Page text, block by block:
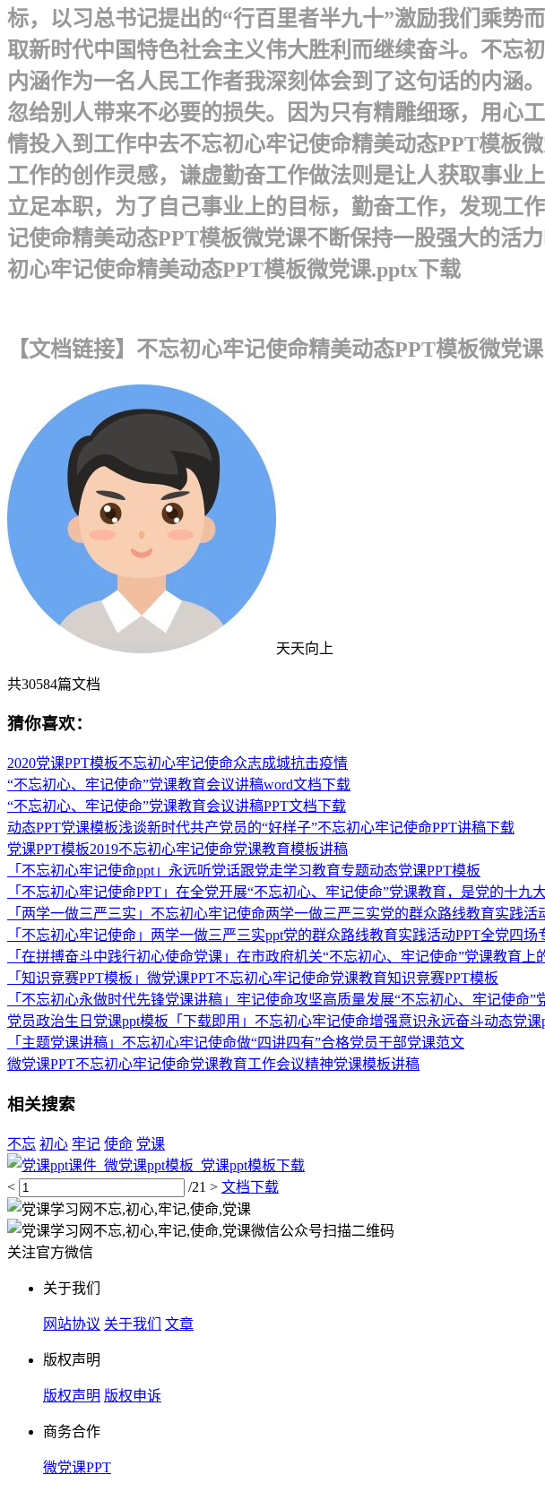
标，以习总书记提出的“行百里者半九十”激励我们乘势
取新时代中国特色社会主义伟大胜利而继续奋斗。不忘
内涵 作为一名人民工作者我深刻体会到了这句话的内涵
忽给别人带来不必要的损失。因为只有精雕细琢，用心
情投入到工作中去不忘初心牢记使命精美动态PPT模板
工作的创作灵感，谦虚勤奋工作做法则是让人获取事业
立足本职，为了自己事业上的目标，勤奋工作，发现工
记使命精美动态PPT模板微党课不断保持一股强大的活
初心牢记使命精美动态PPT模板微党课.pptx下载
【文档链接】不忘初心牢记使命精美动态PPT模板微党
天天向上
共30584篇文档
猜你喜欢：
2020党课PPT模板不忘初心牢记使命众志成城抗击疫情
“不忘初心、牢记使命”党课教育会议讲稿word文档下载
“不忘初心、牢记使命”党课教育会议讲稿PPT文档下载
动态PPT党课模板浅谈新时代共产党员的“好样子”不忘初心牢记使命PPT讲稿下载
党课PPT模板2019不忘初心牢记使命党课教育模板讲稿
「不忘初心牢记使命ppt」永远听党话跟党走学习教育专题动态党课PPT模板
「不忘初心牢记使命PPT」在全党开展“不忘初心、牢记使命”党课教育，是党的十九
「两学一做三严三实」不忘初心牢记使命两学一做三严三实党的群众路线教育实践活
「不忘初心牢记使命」两学一做三严三实ppt党的群众路线教育实践活动PPT全党四场
「在拼搏奋斗中践行初心使命党课」在市政府机关“不忘初心、牢记使命”党课教育上
「知识竞赛PPT模板」微党课PPT不忘初心牢记使命党课教育知识竞赛PPT模板
「不忘初心永做时代先锋党课讲稿」牢记使命攻坚高质量发展“不忘初心、牢记使命”
党员政治生日党课ppt模板「下载即用」不忘初心牢记使命增强意识永远奋斗动态党课
「主题党课讲稿」不忘初心牢记使命做“四讲四有”合格党员干部党课范文
微党课PPT不忘初心牢记使命党课教育工作会议精神党课模板讲稿
相关搜索
不忘 初心 牢记 使命 党课
< /21 > 文档下载
扫描二维码
关注官方微信
关于我们
网站协议 关于我们 文章
版权声明
版权声明 版权申诉
商务合作
微党课PPT